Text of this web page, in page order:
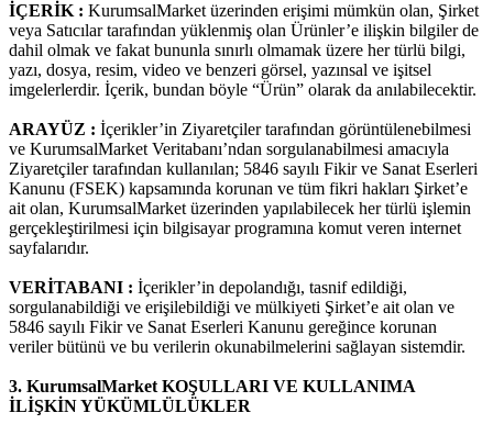
İÇERİK : KurumsalMarket üzerinden erişimi mümkün olan, Şirket
veya Satıcılar tarafından yüklenmiş olan Ürünler’e ilişkin bilgiler de
dahil olmak ve fakat bununla sınırlı olmamak üzere her türlü bilgi,
yazı, dosya, resim, video ve benzeri görsel, yazınsal ve işitsel
imgelerlerdir. İçerik, bundan böyle “Ürün” olarak da anılabilecektir.
ARAYÜZ : İçerikler’in Ziyaretçiler tarafından görüntülenebilmesi
ve KurumsalMarket Veritabanı’ndan sorgulanabilmesi amacıyla
Ziyaretçiler tarafından kullanılan; 5846 sayılı Fikir ve Sanat Eserleri
Kanunu (FSEK) kapsamında korunan ve tüm fikri hakları Şirket’e
ait olan, KurumsalMarket üzerinden yapılabilecek her türlü işlemin
gerçekleştirilmesi için bilgisayar programına komut veren internet
sayfalarıdır.
VERİTABANI : İçerikler’in depolandığı, tasnif edildiği,
sorgulanabildiği ve erişilebildiği ve mülkiyeti Şirket’e ait olan ve
5846 sayılı Fikir ve Sanat Eserleri Kanunu gereğince korunan
veriler bütünü ve bu verilerin okunabilmelerini sağlayan sistemdir.
3. KurumsalMarket KOŞULLARI VE KULLANIMA
İLİŞKİN YÜKÜMLÜLÜKLER